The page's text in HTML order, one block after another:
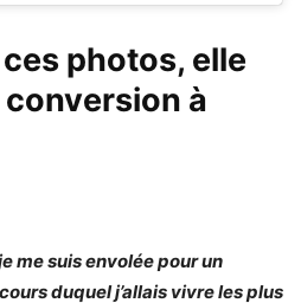
photos, elle
à
me suis envolée pour un
duquel j’allais vivre les plus